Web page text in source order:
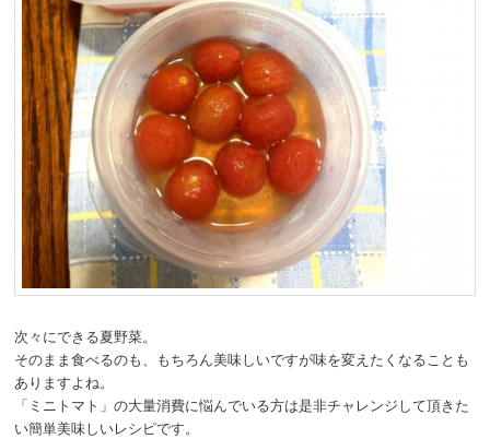
次々にできる夏野菜。
そのまま食べるのも、もちろん美味しいですが味を変えたくなることも
ありますよね。
「ミニトマト」の大量消費に悩んでいる方は是非チャレンジして頂きた
い簡単美味しいレシピです。